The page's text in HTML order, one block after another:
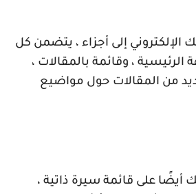
إلى أجزاء ، يتضمن كل
الرئيسية ، وقائمة بالمقالات ،
من المقالات حول مواضيع
أيضًا على قائمة سيرة ذاتية ،